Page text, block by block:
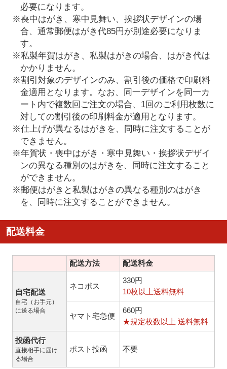
必要になります。
※喪中はがき、寒中見舞い、挨拶状デザインの場
合、通常郵便はがき代85円が別途必要になりま
す。
※私製年賀はがき、私製はがきの場合、はがき代は
かかりません。
※割引対象のデザインのみ、割引後の価格で印刷料
金適用となります。なお、同一デザインを同一カ
ート内で複数回ご注文の場合、1回のご利用枚数に
対しての割引後の印刷料金が適用となります。
※仕上げが異なるはがきを、同時に注文することが
できません。
※年賀状・喪中はがき・寒中見舞い・挨拶状デザイ
ンの異なる種別のはがきを、同時に注文すること
ができません。
※郵便はがきと私製はがきの異なる種別のはがき
を、同時に注文することができません。
配送料金
配送方法 配送料金
自宅配送
自宅（お手元）
に送る場合
ネコポス
330円
10枚以上送料無料
ヤマト宅急便
660円
★規定枚数以上 送料無料
投函代行
直接相手に届け
る場合
ポスト投函 不要